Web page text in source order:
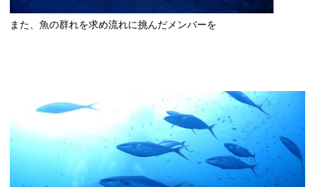
また、魚の群れを求め流れに挑んだメンバーを